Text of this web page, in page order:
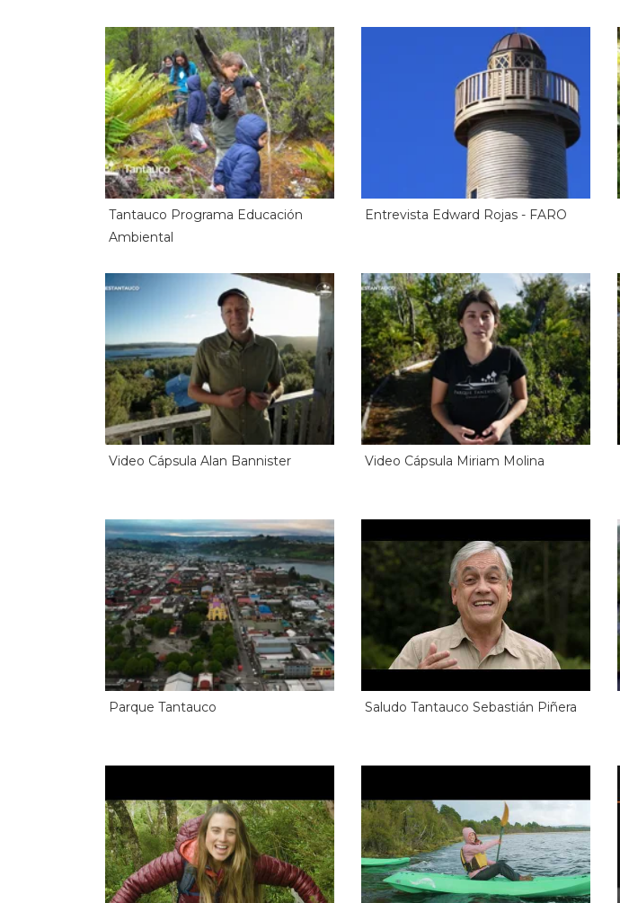
Tantauco Programa Educación
Ambiental
Entrevista Edward Rojas - FARO
Video Cápsula Alan Bannister Video Cápsula Miriam Molina
Parque Tantauco Saludo Tantauco Sebastián Piñera